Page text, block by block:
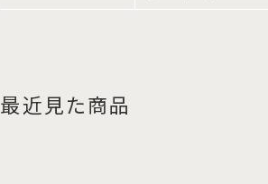
最近見た商品